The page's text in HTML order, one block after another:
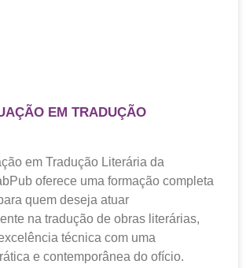
EM TRADUÇÃO
em Tradução Literária da
oferece uma formação completa
quem deseja atuar
na tradução de obras literárias,
técnica com uma
e contemporânea do ofício.